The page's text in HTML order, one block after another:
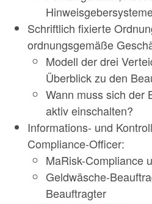
Schriftlich fixierte
ordnungsgemäße
Modell der drei
Überblick zu den
Wann muss sich der
aktiv einschalten?
Informations- und
Compliance-Officer:
MaRisk-Compliance
Geldwäsche-
Beauftragter